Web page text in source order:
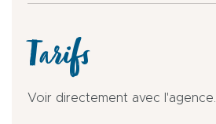
Tarifs
Voir directement avec l'agence.